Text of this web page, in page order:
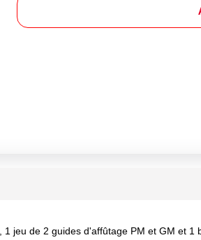
jeu de 2 guides d'affûtage PM et GM et